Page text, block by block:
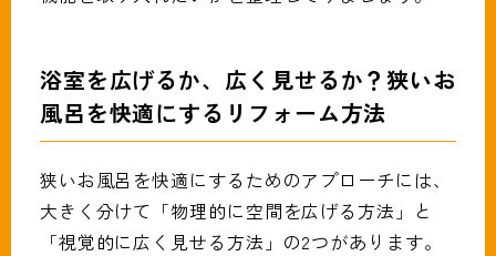
浴室を広げるか、広く見せるか？狭いお
風呂を快適にするリフォーム方法
狭いお風呂を快適にするためのアプローチには、
大きく分けて「物理的に空間を広げる方法」と
「視覚的に広く見せる方法」の2つがあります。